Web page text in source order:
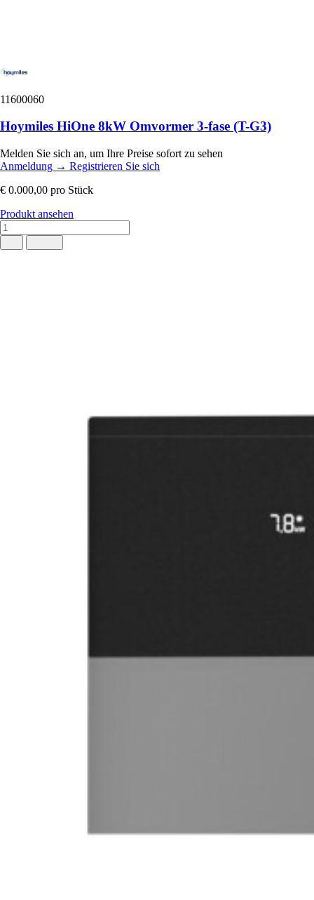
11600060
Hoymiles HiOne 8kW Omvormer 3-fase (T-G3)
Melden Sie sich an, um Ihre Preise sofort zu sehen
Anmeldung → Registrieren Sie sich
€ 0.000,00 pro Stück
Produkt ansehen